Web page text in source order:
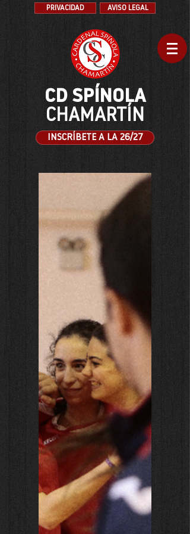
PRIVACIDAD AVISO LEGAL
CD SPÍNOLA
CHAMARTÍN
INSCRÍBETE A LA 26/27